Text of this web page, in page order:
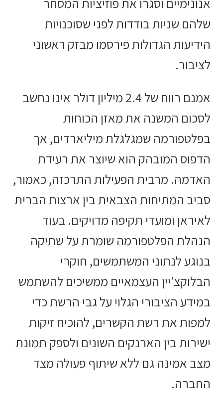
שלהם שניות בודדות לפני שסוכנויות
הידיעות הגדולות פירסמו מבזק ראשוני
לציבור.
אמנם רווח של 2.4 מיליון דולר אינו נחשב
לסכום המשנה את מאזן הכוחות
בפלטפורמה שמגלגלת מיליארדים, אך
הדפוס המובהק הוא שיוצר את רעידת
האדמה. מרבית הפעילות התרכזה, כאמור,
סביב המתיחות הצבאית בין ארצות הברית
לאיראן ומועדי תקיפה מדויקים. בעוד
הנהלת הפלטפורמה שומרת על שתיקה
בנוגע לנתוני המשתמשים, חוקרי
הבלוקצ'יין העצמאיים ממשיכים להשתמש
במידע הציבורי הגלוי על גבי הרשת כדי
למפות את רשת הקשרים, להוכיח זיקות
ישירות בין הארנקים השונים ולספק תמונת
מצב אמינה גם ללא שיתוף פעולה מצד
החברה.